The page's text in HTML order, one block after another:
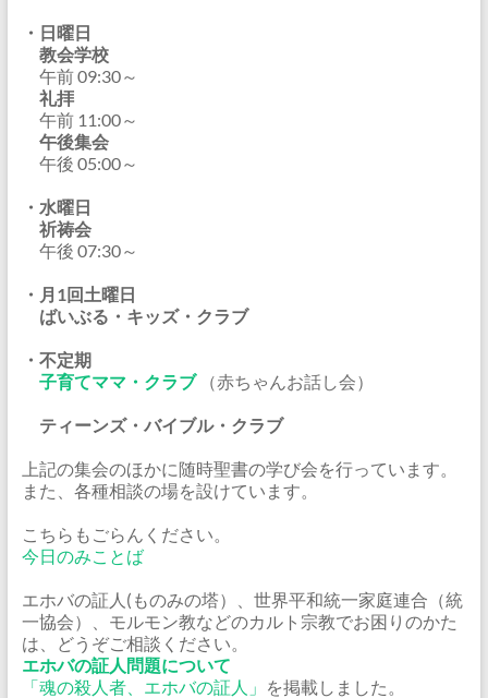
・日曜日
教会学校
午前 09:30～
礼拝
午前 11:00～
午後集会
午後 05:00～
・水曜日
祈祷会
午後 07:30～
・月1回土曜日
ばいぶる・キッズ・クラブ
・不定期
子育てママ・クラブ（赤ちゃんお話し会）
ティーンズ・バイブル・クラブ
上記の集会のほかに随時聖書の学び会を行っています。
また、各種相談の場を設けています。
こちらもごらんください。
今日のみことば
エホバの証人(ものみの塔）、世界平和統一家庭連合（統
一協会）、モルモン教などのカルト宗教でお困りのかた
は、どうぞご相談ください。
エホバの証人問題について
「魂の殺人者、エホバの証人」 を掲載しました。